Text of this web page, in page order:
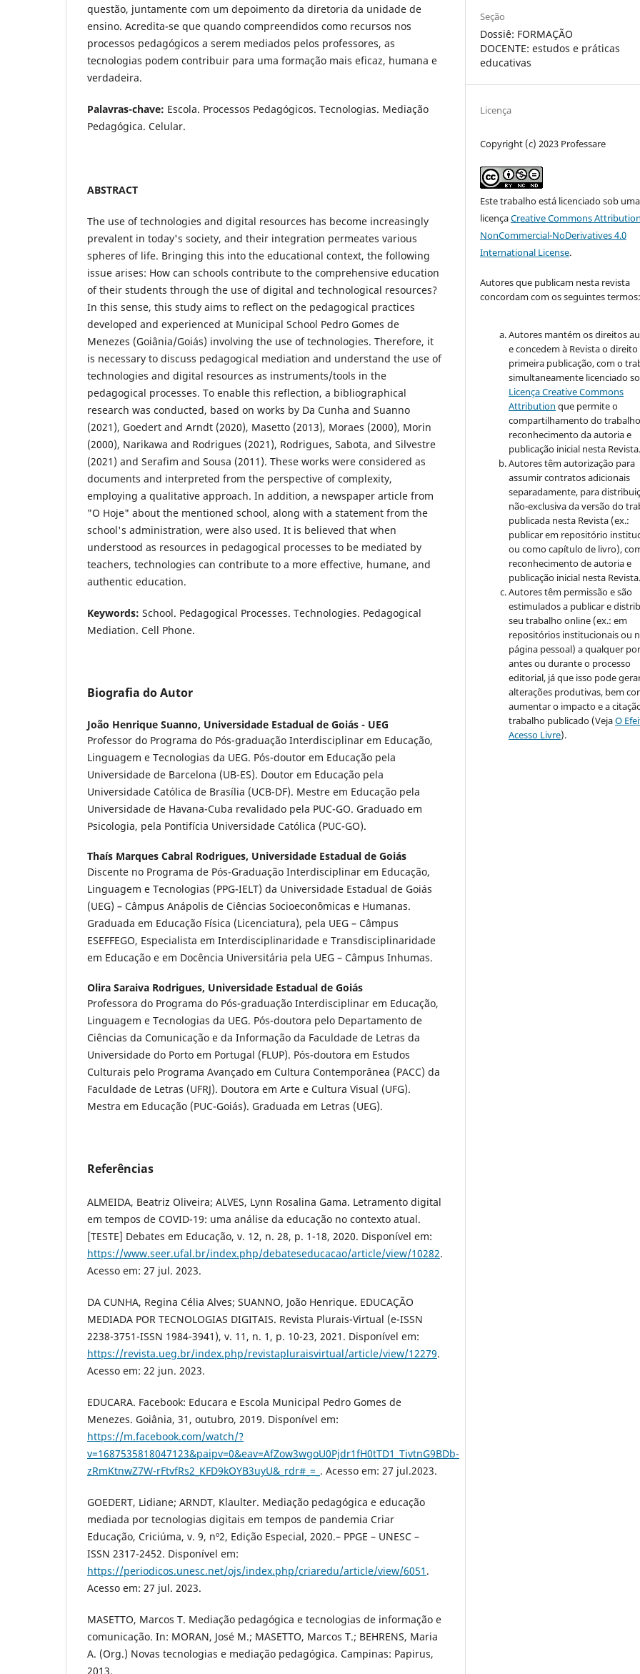
questão, juntamente com um depoimento da diretoria da unidade de
ensino. Acredita-se que quando compreendidos como recursos nos
processos pedagógicos a serem mediados pelos professores, as
tecnologias podem contribuir para uma formação mais eficaz, humana e
verdadeira.
Palavras-chave: Escola. Processos Pedagógicos. Tecnologias. Mediação
Pedagógica. Celular.
ABSTRACT
The use of technologies and digital resources has become increasingly
prevalent in today's society, and their integration permeates various
spheres of life. Bringing this into the educational context, the following
issue arises: How can schools contribute to the comprehensive education
of their students through the use of digital and technological resources?
In this sense, this study aims to reflect on the pedagogical practices
developed and experienced at Municipal School Pedro Gomes de
Menezes (Goiânia/Goiás) involving the use of technologies. Therefore, it
is necessary to discuss pedagogical mediation and understand the use of
technologies and digital resources as instruments/tools in the
pedagogical processes. To enable this reflection, a bibliographical
research was conducted, based on works by Da Cunha and Suanno
(2021), Goedert and Arndt (2020), Masetto (2013), Moraes (2000), Morin
(2000), Narikawa and Rodrigues (2021), Rodrigues, Sabota, and Silvestre
(2021) and Serafim and Sousa (2011). These works were considered as
documents and interpreted from the perspective of complexity,
employing a qualitative approach. In addition, a newspaper article from
"O Hoje" about the mentioned school, along with a statement from the
school's administration, were also used. It is believed that when
understood as resources in pedagogical processes to be mediated by
teachers, technologies can contribute to a more effective, humane, and
authentic education.
Keywords: School. Pedagogical Processes. Technologies. Pedagogical
Mediation. Cell Phone.
Biografia do Autor
João Henrique Suanno, Universidade Estadual de Goiás - UEG
Professor do Programa do Pós-graduação Interdisciplinar em Educação,
Linguagem e Tecnologias da UEG. Pós-doutor em Educação pela
Universidade de Barcelona (UB-ES). Doutor em Educação pela
Universidade Católica de Brasília (UCB-DF). Mestre em Educação pela
Universidade de Havana-Cuba revalidado pela PUC-GO. Graduado em
Psicologia, pela Pontifícia Universidade Católica (PUC-GO).
Thaís Marques Cabral Rodrigues, Universidade Estadual de Goiás
Discente no Programa de Pós-Graduação Interdisciplinar em Educação,
Linguagem e Tecnologias (PPG-IELT) da Universidade Estadual de Goiás
(UEG) – Câmpus Anápolis de Ciências Socioeconômicas e Humanas.
Graduada em Educação Física (Licenciatura), pela UEG – Câmpus
ESEFFEGO, Especialista em Interdisciplinaridade e Transdisciplinaridade
em Educação e em Docência Universitária pela UEG – Câmpus Inhumas.
Olira Saraiva Rodrigues, Universidade Estadual de Goiás
Professora do Programa do Pós-graduação Interdisciplinar em Educação,
Linguagem e Tecnologias da UEG. Pós-doutora pelo Departamento de
Ciências da Comunicação e da Informação da Faculdade de Letras da
Universidade do Porto em Portugal (FLUP). Pós-doutora em Estudos
Culturais pelo Programa Avançado em Cultura Contemporânea (PACC) da
Faculdade de Letras (UFRJ). Doutora em Arte e Cultura Visual (UFG).
Mestra em Educação (PUC-Goiás). Graduada em Letras (UEG).
Referências
ALMEIDA, Beatriz Oliveira; ALVES, Lynn Rosalina Gama. Letramento digital
em tempos de COVID-19: uma análise da educação no contexto atual.
[TESTE] Debates em Educação, v. 12, n. 28, p. 1-18, 2020. Disponível em:
https://www.seer.ufal.br/index.php/debateseducacao/article/view/10282.
Acesso em: 27 jul. 2023.
DA CUNHA, Regina Célia Alves; SUANNO, João Henrique. EDUCAÇÃO
MEDIADA POR TECNOLOGIAS DIGITAIS. Revista Plurais-Virtual (e-ISSN
2238-3751-ISSN 1984-3941), v. 11, n. 1, p. 10-23, 2021. Disponível em:
https://revista.ueg.br/index.php/revistapluraisvirtual/article/view/12279.
Acesso em: 22 jun. 2023.
EDUCARA. Facebook: Educara e Escola Municipal Pedro Gomes de
Menezes. Goiânia, 31, outubro, 2019. Disponível em:
https://m.facebook.com/watch/?
v=1687535818047123&paipv=0&eav=AfZow3wgoU0Pjdr1fH0tTD1_TivtnG9BDb-
zRmKtnwZ7W-rFtvfRs2_KFD9kOYB3uyU&_rdr#_=_ . Acesso em: 27 jul.2023.
GOEDERT, Lidiane; ARNDT, Klaulter. Mediação pedagógica e educação
mediada por tecnologias digitais em tempos de pandemia Criar
Educação, Criciúma, v. 9, nº2, Edição Especial, 2020.– PPGE – UNESC –
ISSN 2317-2452. Disponível em:
https://periodicos.unesc.net/ojs/index.php/criaredu/article/view/6051 .
Acesso em: 27 jul. 2023.
MASETTO, Marcos T. Mediação pedagógica e tecnologias de informação e
comunicação. In: MORAN, José M.; MASETTO, Marcos T.; BEHRENS, Maria
A. (Org.) Novas tecnologias e mediação pedagógica. Campinas: Papirus,
2013.
Seção
Dossiê: FORMAÇÃO
DOCENTE: estudos e práticas
educativas
Licença
Copyright (c) 2023 Professare
Este trabalho está licenciado sob uma
licençaCreative Commons
NonCommercial-NoDerivatives 4.0
International License.
Autores que publicam nesta revista
concordam com os seguintes termos:
Autores mantém os direitos
e concedem à Revista o direito
primeira publicação, com o
simultaneamente licenciado
Licença Creative Commons
Attribution que permite o
compartilhamento do
reconhecimento da autoria e
publicação inicial nesta Revista.
Autores têm autorização para
assumir contratos adicionais
separadamente, para
não-exclusiva da versão do
publicada nesta Revista (ex.:
publicar em repositório
ou como capítulo de livro),
reconhecimento de autoria e
publicação inicial nesta Revista.
Autores têm permissão e são
estimulados a publicar e
seu trabalho online (ex.: em
repositórios institucionais ou
página pessoal) a qualquer
antes ou durante o processo
editorial, já que isso pode
alterações produtivas, bem
aumentar o impacto e a
trabalho publicado (VejaO
Acesso Livre).